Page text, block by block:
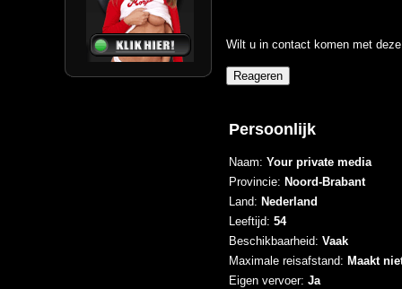
Wilt u in contact komen met
Persoonlijk
Naam: Your private media
Provincie: Noord-Brabant
Land: Nederland
Leeftijd: 54
Beschikbaarheid: Vaak
Maximale reisafstand: Maakt
Eigen vervoer: Ja